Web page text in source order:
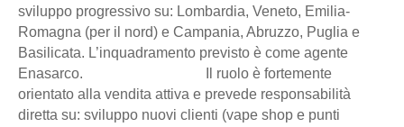
sviluppo progressivo su: Lombardia, Veneto, Emilia-
Romagna (per il nord) e Campania, Abruzzo, Puglia e
Basilicata. L’inquadramento previsto è come agente
Enasarco. Il ruolo è fortemente
orientato alla vendita attiva e prevede responsabilità
diretta su: sviluppo nuovi clienti (vape shop e punti